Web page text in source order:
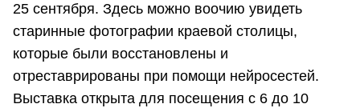
25 сентября. Здесь можно воочию увидеть
старинные фотографии краевой столицы,
которые были восстановлены и
отреставрированы при помощи нейросестей.
Выставка открыта для посещения с 6 до 10